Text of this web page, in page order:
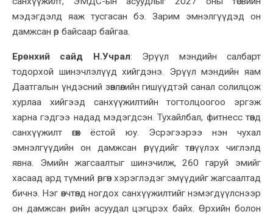
мэдэгдэлд яаж тусгасан бэ. Зарим эмнэлгүүдэд он
дамжсан өр байсаар байгаа.
Ерөнхий сайд Н.Учрал: Эрүүл мэндийн салбарт
тодорхой шинэчлэлүүд хийгдэнэ. Эрүүл мэндийн яам
Даатгалын үндэсний зөвлөлийн гишүүдтэй санал солилцож
хурлаа хийгээд санхүүжилтийн тогтолцоогоо эргэж
харна гэдгээ надад мэдэгдсэн. Тухайлбал, фитнесс төвд
санхүүжилт өгөх ёстой юу. Эсрэгээрээ нэн чухал
эмнэлгүүдийн он дамжсан өрүүдийг төлүүлэх чиглэлд
явна. Эмийн жагсаалтыг шинэчилж, 260 гаруй эмийг
хасаад ард түмний өргөн хэрэглэдэг эмүүдийг жагсаалтад
бичнэ. Нэг өвчтөнд ногдох санхүүжилтийг нэмэгдүүлснээр
он дамжсан өрийн асуудал цэгцрэх байх. Өрхийн болон